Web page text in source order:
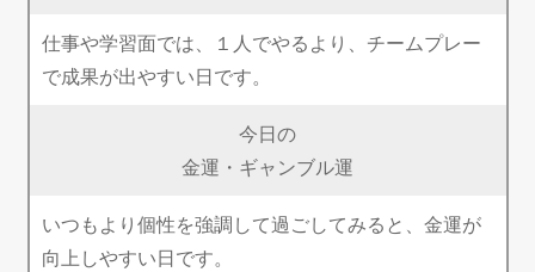
仕事や学習面では、１人でやるより、チームプレー
で成果が出やすい日です。
今日の
金運・ギャンブル運
いつもより個性を強調して過ごしてみると、金運が
向上しやすい日です。